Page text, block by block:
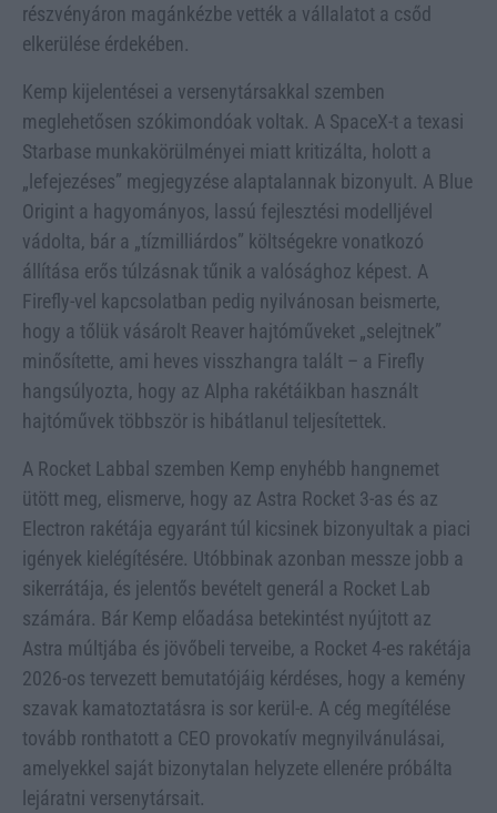
részvényáron magánkézbe vették a vállalatot a csőd
elkerülése érdekében.
Kemp kijelentései a versenytársakkal szemben
meglehetősen szókimondóak voltak. A SpaceX-t a texasi
Starbase munkakörülményei miatt kritizálta, holott a
„lefejezéses” megjegyzése alaptalannak bizonyult. A Blue
Origint a hagyományos, lassú fejlesztési modelljével
vádolta, bár a „tízmilliárdos” költségekre vonatkozó
állítása erős túlzásnak tűnik a valósághoz képest. A
Firefly-vel kapcsolatban pedig nyilvánosan beismerte,
hogy a tőlük vásárolt Reaver hajtóműveket „selejtnek”
minősítette, ami heves visszhangra talált – a Firefly
hangsúlyozta, hogy az Alpha rakétáikban használt
hajtóművek többször is hibátlanul teljesítettek.
A Rocket Labbal szemben Kemp enyhébb hangnemet
ütött meg, elismerve, hogy az Astra Rocket 3-as és az
Electron rakétája egyaránt túl kicsinek bizonyultak a piaci
igények kielégítésére. Utóbbinak azonban messze jobb a
sikerrátája, és jelentős bevételt generál a Rocket Lab
számára. Bár Kemp előadása betekintést nyújtott az
Astra múltjába és jövőbeli terveibe, a Rocket 4-es rakétája
2026-os tervezett bemutatójáig kérdéses, hogy a kemény
szavak kamatoztatásra is sor kerül-e. A cég megítélése
tovább ronthatott a CEO provokatív megnyilvánulásai,
amelyekkel saját bizonytalan helyzete ellenére próbálta
lejáratni versenytársait.